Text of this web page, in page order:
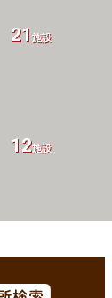
2施設
12施設
21 施設